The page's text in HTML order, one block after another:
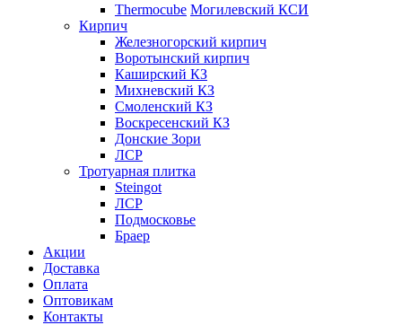
Thermocube Могилевский КСИ
Кирпич
Железногорский кирпич
Воротынский кирпич
Каширский КЗ
Михневский КЗ
Смоленский КЗ
Воскресенский КЗ
Донские Зори
ЛСР
Тротуарная плитка
Steingot
ЛСР
Подмосковье
Браер
Акции
Доставка
Оплата
Оптовикам
Контакты